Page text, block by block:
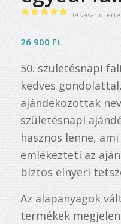
5.00az 5-
9
értékelés
alapján
(9 vásárlói
26 900 Ft
50. születésnapi
kedves
ajándékozottak
születésnapi
hasznos lenne,
emlékezteti az
biztos elnyeri
Az alapanyagok
termékek